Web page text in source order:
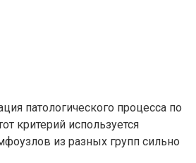
патологического процесса по
критерий используется
из разных групп сильно